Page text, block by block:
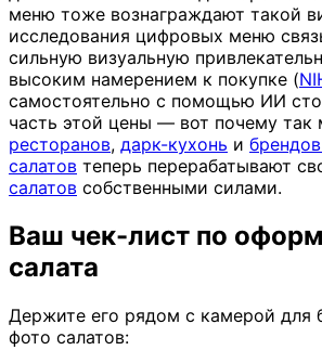
меню тоже вознаграждают такой
исследования цифровых меню
сильную визуальную
высоким намерением к покупке (
самостоятельно с помощью ИИ
часть этой цены — вот почему так
ресторанов, дарк-кухонь и
салатов теперь перерабатывают
салатов собственными силами.
Ваш чек-лист по
салата
Держите его рядом с камерой для
фото салатов: